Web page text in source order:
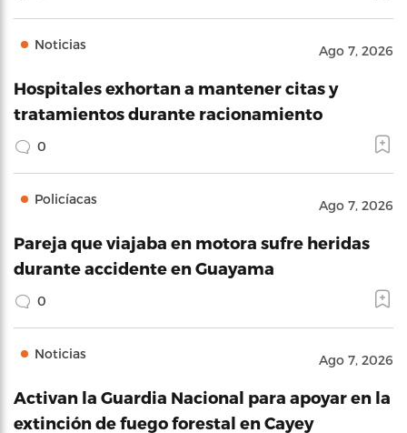
Noticias Ago 7, 2026
Hospitales exhortan a mantener citas y
tratamientos durante racionamiento
0
Policíacas Ago 7, 2026
Pareja que viajaba en motora sufre heridas
durante accidente en Guayama
0
Noticias Ago 7, 2026
Activan la Guardia Nacional para apoyar en la
extinción de fuego forestal en Cayey